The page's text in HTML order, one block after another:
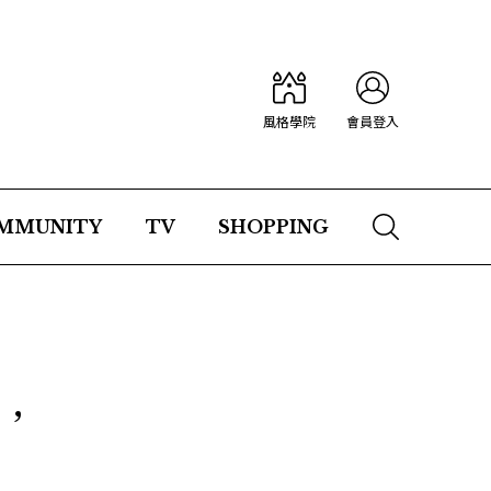
風格學院 會員登入
TV SHOPPING